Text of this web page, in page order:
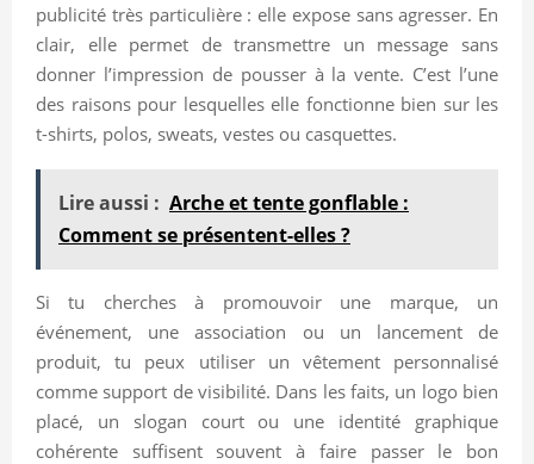
publicité très particulière : elle expose sans agresser. En
clair, elle permet de transmettre un message sans
donner l’impression de pousser à la vente. C’est l’une
des raisons pour lesquelles elle fonctionne bien sur les
t-shirts, polos, sweats, vestes ou casquettes.
Lire aussi : Arche et tente gonflable :
Comment se présentent-elles ?
Si tu cherches à promouvoir une marque, un
événement, une association ou un lancement de
produit, tu peux utiliser un vêtement personnalisé
comme support de visibilité. Dans les faits, un logo bien
placé, un slogan court ou une identité graphique
cohérente suffisent souvent à faire passer le bon